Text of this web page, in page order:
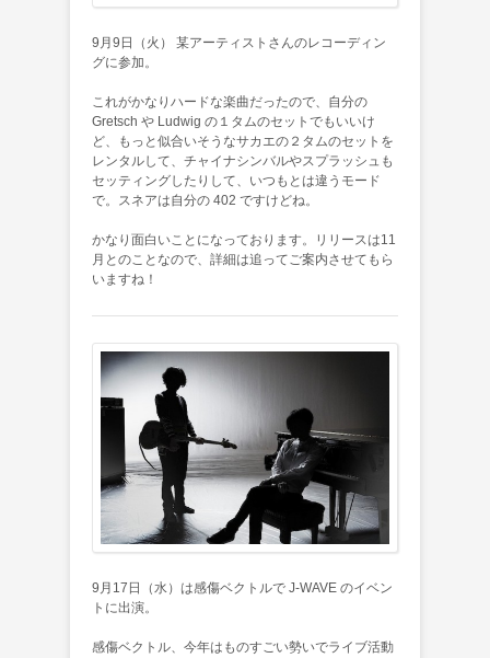
9月9日（火） 某アーティストさんのレコーディン
グに参加。
これがかなりハードな楽曲だったので、自分の
Gretsch や Ludwig の１タムのセットでもいいけ
ど、もっと似合いそうなサカエの２タムのセットを
レンタルして、チャイナシンバルやスプラッシュも
セッティングしたりして、いつもとは違うモード
で。スネアは自分の 402 ですけどね。
かなり面白いことになっております。リリースは11
月とのことなので、詳細は追ってご案内させてもら
いますね！
9月17日（水）は感傷ベクトルで J-WAVE のイベン
トに出演。
感傷ベクトル、今年はものすごい勢いでライブ活動